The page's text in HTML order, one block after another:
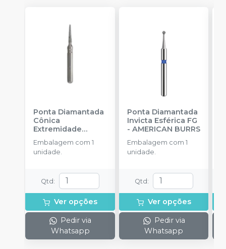
Ponta Diamantada
Cônica
Extremidade
Arredondada FG
KG SORENSEN
Embalagem com 1
unidade.
Qtd :
Ver opções
Pedir via
Whatsapp
Ponta Diamantada
Invicta Esférica FG
- AMERICAN BURRS
Embalagem com 1
unidade.
Qtd :
Ver opções
Pedir via
Whatsapp